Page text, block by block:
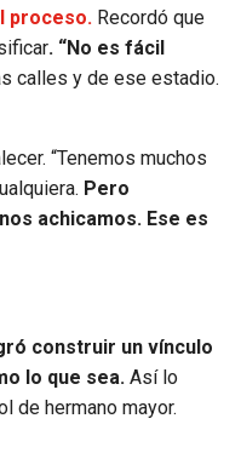
proceso. Recordó que
. “No es fácil
calles y de ese estadio.
“Tenemos muchos
Pero
achicamos. Ese es
construir un vínculo
lo que sea. Así lo
de hermano mayor.